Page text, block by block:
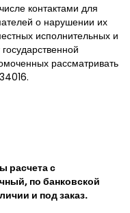
контактами для
о нарушении их
исполнительных и
рассматривать
расчета с
по банковской
и под заказ.